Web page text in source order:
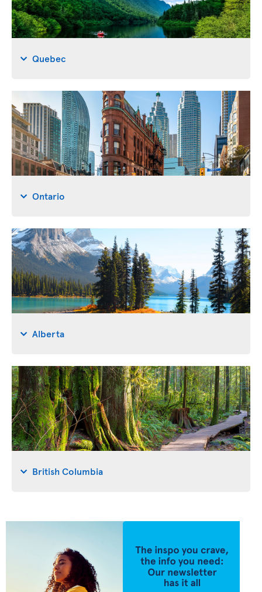
Quebec
Ontario
Alberta
British Columbia